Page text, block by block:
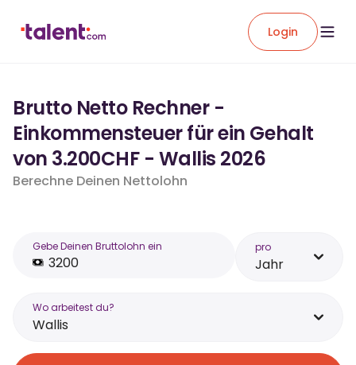
Login
Brutto Netto Rechner -
Einkommensteuer für ein Gehalt
von 3.200CHF - Wallis 2026
Berechne Deinen Nettolohn
Gebe Deinen Bruttolohn ein pro
Jahr
Wo arbeitest du?
Wallis